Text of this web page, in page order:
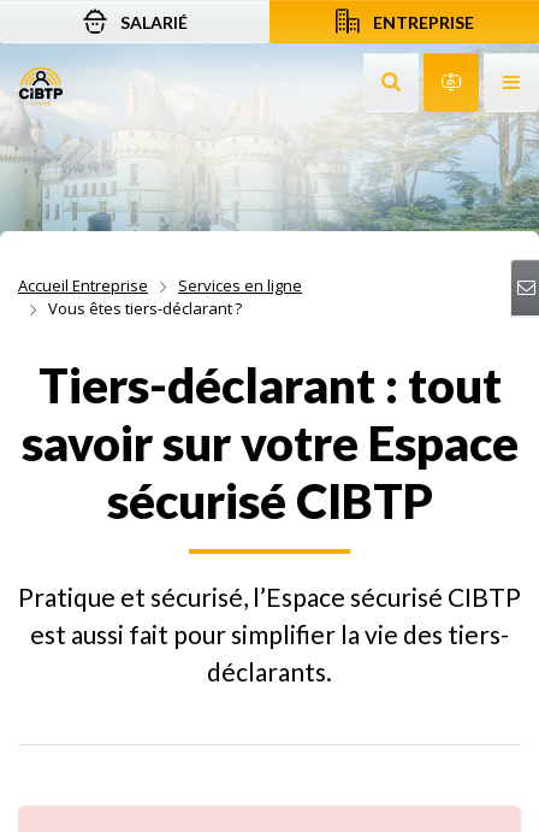
Aller au contenu
Aller à la recherche
Aller à la navigation
SALARIÉ ENTREPRISE
Rechercher sur
Accueil Entreprise
Services en ligne
Vous êtes tiers-déclarant ?
Tiers-déclarant : tout
savoir sur votre Espace
sécurisé CIBTP
Pratique et sécurisé, l’Espace sécurisé CIBTP
est aussi fait pour simplifier la vie des tiers-
déclarants.